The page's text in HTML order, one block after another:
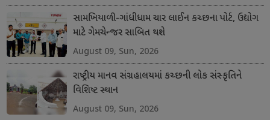
સામખિયાળી-ગાંધીધામ ચાર લાઈન કચ્છના પોર્ટ, ઉદ્યોગ
માટે ગેમચેન્જર સાબિત થશે
August 09, Sun, 2026
રાષ્ટ્રીય માનવ સંગ્રહાલયમાં કચ્છની લોક સંસ્કૃતિને
વિશિષ્ટ સ્થાન
August 09, Sun, 2026